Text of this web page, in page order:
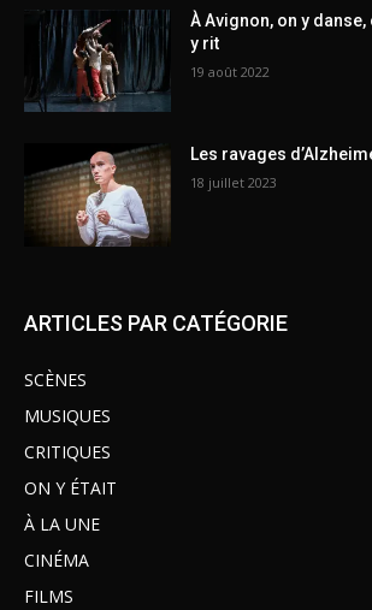
À Avignon, on y
y rit
19 août 2022
Les ravages
18 juillet 2023
ARTICLES PAR CATÉGORIE
SCÈNES
MUSIQUES
CRITIQUES
ON Y ÉTAIT
À LA UNE
CINÉMA
FILMS